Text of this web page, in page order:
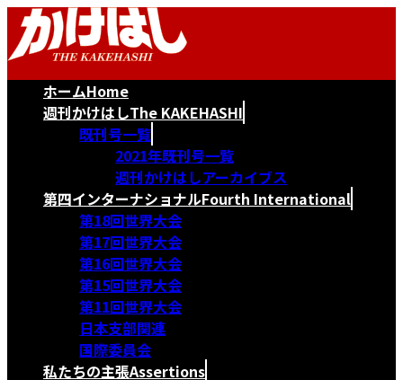
テ
ゲ
ホームHome
週刊かけはしThe KAKEHASHI
既刊号一覧
2021年既刊号一覧
週刊かけはしアーカイブス
第四インターナショナルFourth International
第18回世界大会
第17回世界大会
第16回世界大会
第15回世界大会
第11回世界大会
日本支部関連
国際委員会
私たちの主張Assertions